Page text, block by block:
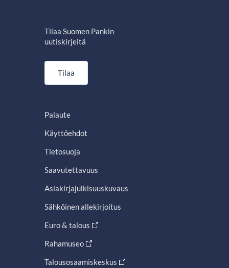
Tilaa Suomen Pankin
uutiskirjeitä
Tilaa
Palaute
Käyttöehdot
Tietosuoja
Saavutettavuus
Asiakirjajulkisuuskuvaus
Sähköinen allekirjoitus
Euro & talous
Rahamuseo
Talousosaamiskeskus